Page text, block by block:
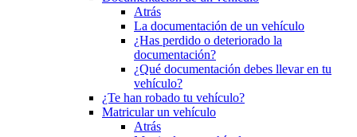
Atrás
La documentación de un vehículo
¿Has perdido o deteriorado la
documentación?
¿Qué documentación debes llevar en tu
vehículo?
¿Te han robado tu vehículo?
Matricular un vehículo
Atrás